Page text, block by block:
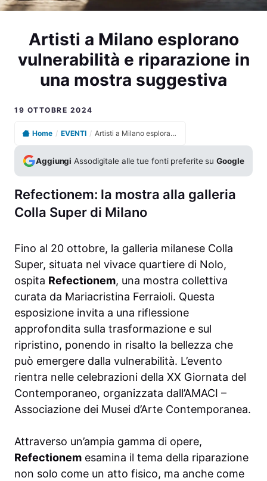
Artisti a Milano esplorano
vulnerabilità e riparazione in
una mostra suggestiva
19 OTTOBRE 2024
Home / EVENTI / Artisti a Milano esplorano vulnerabilità e riparazione in una mostra suggestiva
Aggiungi Assodigitale alle tue fonti preferite suGoogle
Refectionem: la mostra alla galleria
Colla Super di Milano
Fino al 20 ottobre, la galleria milanese Colla
Super, situata nel vivace quartiere di Nolo,
ospita Refectionem, una mostra collettiva
curata da Mariacristina Ferraioli. Questa
esposizione invita a una riflessione
approfondita sulla trasformazione e sul
ripristino, ponendo in risalto la bellezza che
può emergere dalla vulnerabilità. L’evento
rientra nelle celebrazioni della XX Giornata del
Contemporaneo, organizzata dall’AMACI –
Associazione dei Musei d’Arte Contemporanea.
Attraverso un’ampia gamma di opere,
Refectionem esamina il tema della riparazione
non solo come un atto fisico, ma anche come